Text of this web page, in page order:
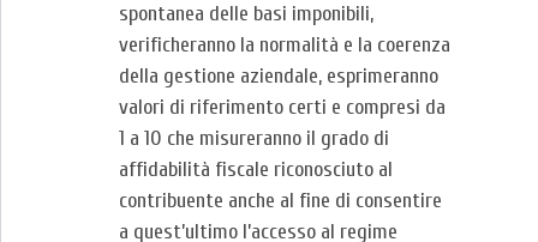
spontanea delle basi imponibili,
verificheranno la normalità e la coerenza
della gestione aziendale, esprimeranno
valori di riferimento certi e compresi da
1 a 10 che misureranno il grado di
affidabilità fiscale riconosciuto al
contribuente anche al fine di consentire
a quest’ultimo l’accesso al regime